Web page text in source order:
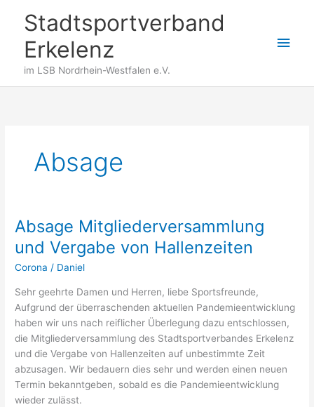
Stadtsportverband
Erkelenz
im LSB Nordrhein-Westfalen e.V.
Absage
Absage Mitgliederversammlung
und Vergabe von Hallenzeiten
Corona / Daniel
Sehr geehrte Damen und Herren, liebe Sportsfreunde,
Aufgrund der überraschenden aktuellen Pandemieentwicklung
haben wir uns nach reiflicher Überlegung dazu entschlossen,
die Mitgliederversammlung des Stadtsportverbandes Erkelenz
und die Vergabe von Hallenzeiten auf unbestimmte Zeit
abzusagen. Wir bedauern dies sehr und werden einen neuen
Termin bekanntgeben, sobald es die Pandemieentwicklung
wieder zulässt.